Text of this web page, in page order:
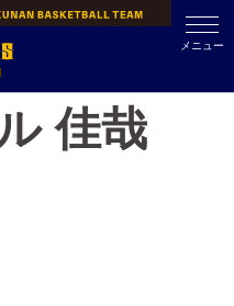
メニュー
佳哉